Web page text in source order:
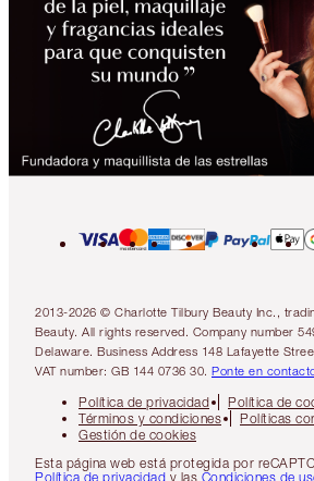
2013-2026 © Charlotte Tilbury Beauty Inc.,
Beauty. All rights reserved. Company number
Delaware. Business Address 148 Lafayette
VAT number: GB 144 0736 30. Ponte en
Política de privacidad
Política de
Términos y condiciones
Políticas
Gestión de cookies
Esta página web está protegida por
Política de privacidad y las Condiciones de